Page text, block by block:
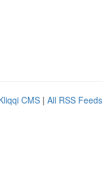
CMS | All RSS Feeds